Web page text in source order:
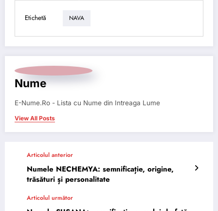
Etichetă NAVA
Nume
E-Nume.Ro - Lista cu Nume din Intreaga Lume
View All Posts
Articolul anterior
Numele NECHEMYA: semnificație, origine,
trăsături și personalitate
Articolul următor